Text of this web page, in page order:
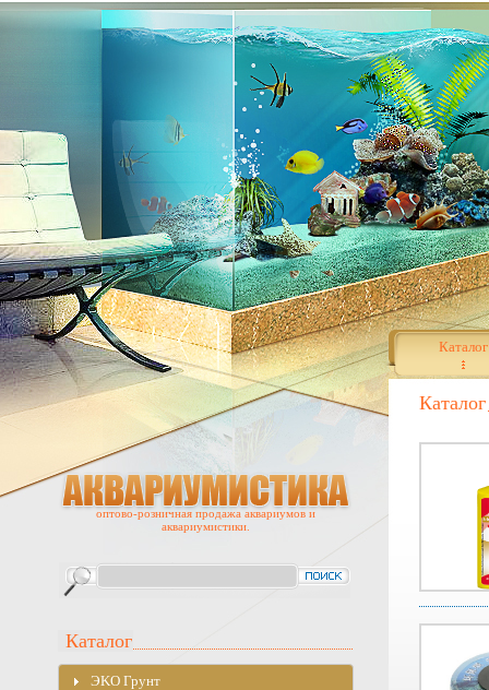
Каталог
Каталог
оптово-розничная продажа аквариумов и
аквариумистики.
Каталог
ЭKO Грунт